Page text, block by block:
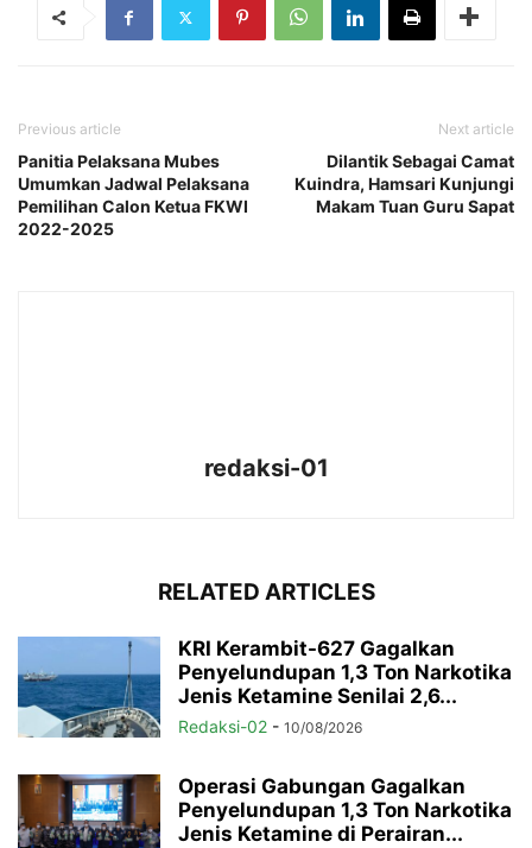
Previous article
Panitia Pelaksana Mubes
Umumkan Jadwal Pelaksana
Pemilihan Calon Ketua FKWI
2022-2025
Next article
Dilantik Sebagai Camat
Kuindra, Hamsari Kunjungi
Makam Tuan Guru Sapat
redaksi-01
RELATED ARTICLES
KRI Kerambit-627 Gagalkan
Penyelundupan 1,3 Ton Narkotika
Jenis Ketamine Senilai 2,6...
Redaksi-02 - 10/08/2026
Operasi Gabungan Gagalkan
Penyelundupan 1,3 Ton Narkotika
Jenis Ketamine di Perairan...